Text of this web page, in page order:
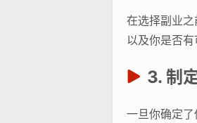
在选择副业
以及你是否有
3. 制
一旦你确定